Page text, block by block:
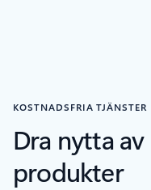
KOSTNADSFRIA TJÄNSTER
Dra nytta
produkter